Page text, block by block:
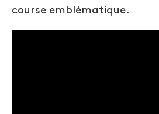
course emblématique.